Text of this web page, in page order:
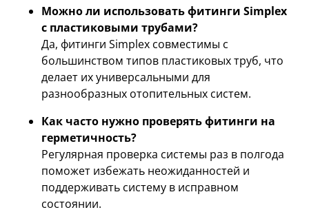
Можно ли использовать фитинги Simplex
с пластиковыми трубами?
Да, фитинги Simplex совместимы с
большинством типов пластиковых труб, что
делает их универсальными для
разнообразных отопительных систем.
Как часто нужно проверять фитинги на
герметичность?
Регулярная проверка системы раз в полгода
поможет избежать неожиданностей и
поддерживать систему в исправном
состоянии.